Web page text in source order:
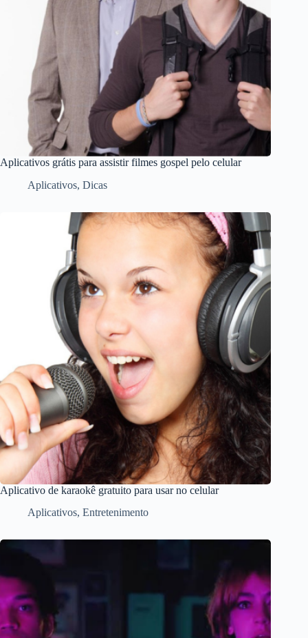
Aplicativos grátis para assistir filmes gospel pelo celular
Aplicativos, Dicas
Aplicativo de karaokê gratuito para usar no celular
Aplicativos, Entretenimento